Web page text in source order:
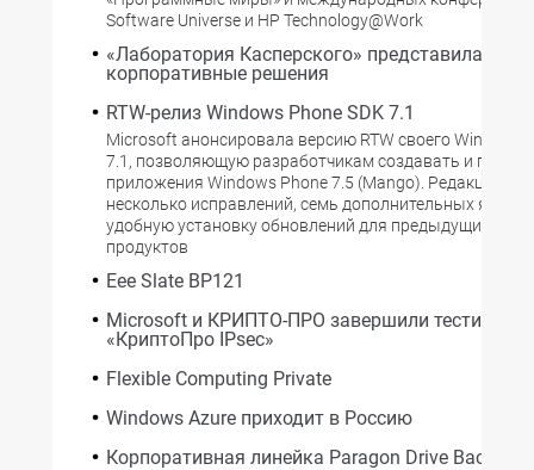
Software Universe и HP Technology@Work
«Лаборатория Касперского» представила
корпоративные решения
RTW-релиз Windows Phone SDK 7.1
Microsoft анонсировала версию RTW своего Windows
7.1, позволяющую разработчикам создавать и
приложения Windows Phone 7.5 (Mango). Редакция
несколько исправлений, семь дополнительных
удобную установку обновлений для предыдущих
продуктов
Eee Slate BP121
Microsoft и КРИПТО-ПРО завершили
«КриптоПро IPsec»
Flexible Computing Private
Windows Azure приходит в Россию
Корпоративная линейка Paragon Drive Backup